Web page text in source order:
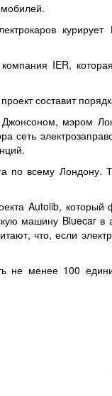
IER,
составит
мэром
по всему
Autolib,
машину Bluecar
что, если
не менее 100